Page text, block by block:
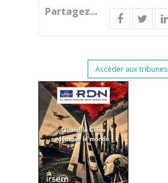
Partagez...
Accéder aux tribunes